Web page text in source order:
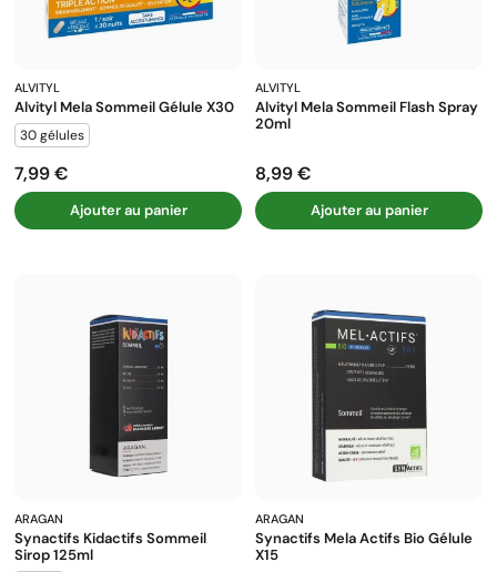
ALVITYL
Alvityl Mela Sommeil Gélule X30
30 gélules
Prix
7,99 €
Ajouter au panier
ALVITYL
Alvityl Mela Sommeil Flash Spray
20ml
Prix
8,99 €
Ajouter au panier
ARAGAN
Synactifs Kidactifs Sommeil
Sirop 125ml
ARAGAN
Synactifs Mela Actifs Bio Gélule
X15